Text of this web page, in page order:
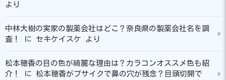
より
中林大樹の実家の製薬会社はどこ？奈良県の製薬会社名を調
査！
に セキケイスケ より
松本穂香の目の色が綺麗な理由は？カラコンオススメ色も紹
介！
に 松本穂香がブサイクで鼻の穴が残念？目頭切開で